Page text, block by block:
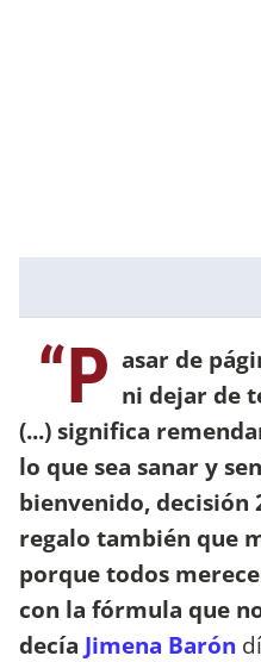
“P asar de
ni dejar de
(...) significa
lo que sea sanar y
bienvenido, decisión
regalo también que
porque todos
con la fórmula que
decía Jimena Barón